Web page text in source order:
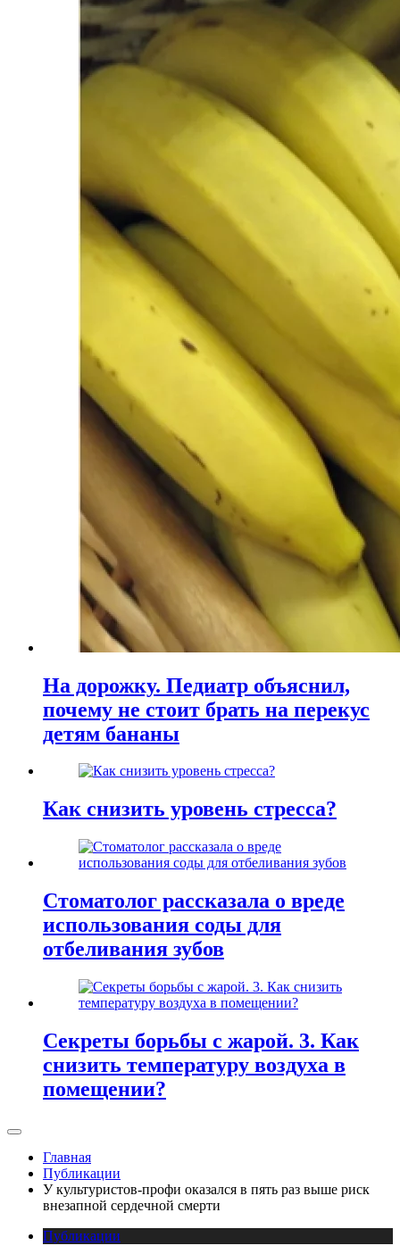
На дорожку. Педиатр объяснил,
почему не стоит брать на перекус
детям бананы
Как снизить уровень стресса?
Стоматолог рассказала о вреде
использования соды для
отбеливания зубов
Секреты борьбы с жарой. 3. Как
снизить температуру воздуха в
помещении?
Главная
Публикации
У культуристов-профи оказался в пять раз выше риск
внезапной сердечной смерти
Публикации